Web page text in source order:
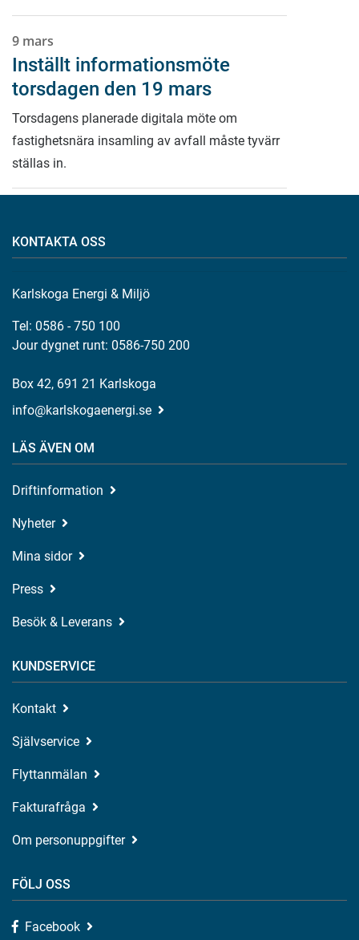
9 mars
Inställt informationsmöte
torsdagen den 19 mars
Torsdagens planerade digitala möte om
fastighetsnära insamling av avfall måste tyvärr
ställas in.
KONTAKTA OSS
Karlskoga Energi & Miljö
Tel: 0586 - 750 100
Jour dygnet runt: 0586-750 200
Box 42, 691 21 Karlskoga
info@karlskogaenergi.se
LÄS ÄVEN OM
Driftinformation
Nyheter
Mina sidor
Press
Besök & Leverans
KUNDSERVICE
Kontakt
Självservice
Flyttanmälan
Fakturafråga
Om personuppgifter
FÖLJ OSS
Facebook